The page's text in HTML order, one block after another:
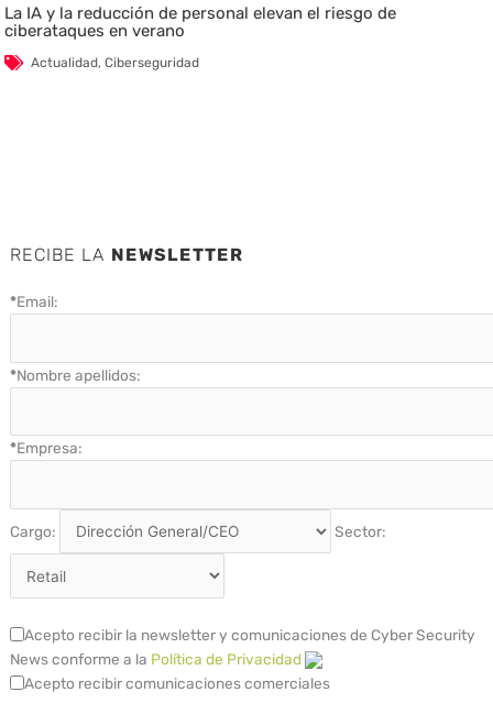
La IA y la reducción de personal elevan el riesgo de
ciberataques en verano
Actualidad,Ciberseguridad
RECIBE LA NEWSLETTER
*Email:
*Nombre apellidos:
*Empresa:
Cargo: Sector:
Acepto recibir la newsletter y comunicaciones de Cyber Security
News conforme a la Política de Privacidad
Acepto recibir comunicaciones comerciales